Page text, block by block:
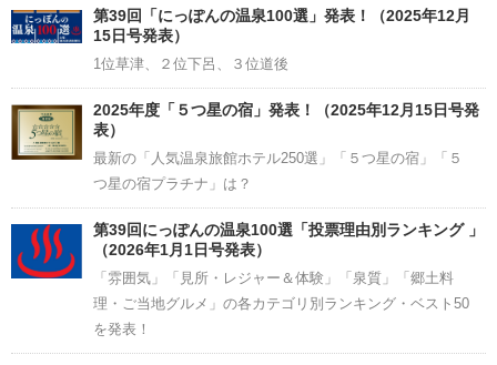
Channel
第39回「にっぽんの温泉100選」発表！（2025年12月
15日号発表）
1位草津、２位下呂、３位道後
2025年度「５つ星の宿」発表！（2025年12月15日号発
表）
最新の「人気温泉旅館ホテル250選」「５つ星の宿」「５
つ星の宿プラチナ」は？
第39回にっぽんの温泉100選「投票理由別ランキング 」
（2026年1月1日号発表）
「雰囲気」「見所・レジャー＆体験」「泉質」「郷土料
理・ご当地グルメ」の各カテゴリ別ランキング・ベスト50
を発表！